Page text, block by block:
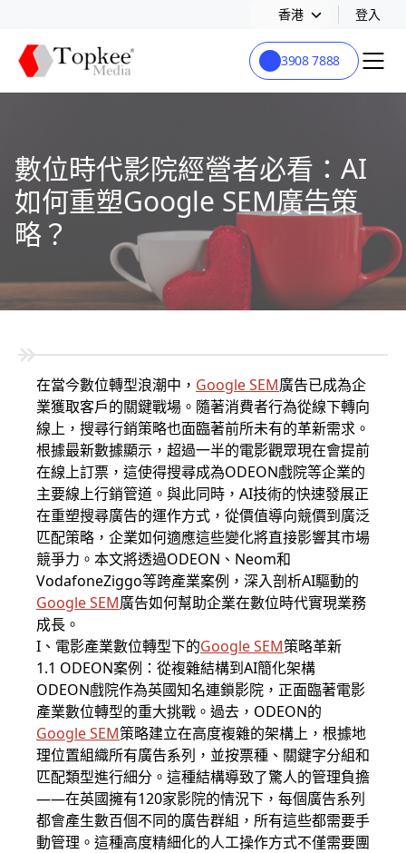
香港 登入
3908 7888
數位時代影院經營者必看：AI
如何重塑Google SEM廣告策
略？
在當今數位轉型浪潮中， Google SEM廣告已成為企
業獲取客戶的關鍵戰場。隨著消費者行為從線下轉向
線上，搜尋行銷策略也面臨著前所未有的革新需求。
根據最新數據顯示，超過一半的電影觀眾現在會提前
在線上訂票，這使得搜尋成為ODEON戲院等企業的
主要線上行銷管道。與此同時，AI技術的快速發展正
在重塑搜尋廣告的運作方式，從價值導向競價到廣泛
匹配策略，企業如何適應這些變化將直接影響其市場
競爭力。本文將透過ODEON、Neom和
VodafoneZiggo等跨產業案例，深入剖析AI驅動的
Google SEM廣告如何幫助企業在數位時代實現業務
成長。
I、電影產業數位轉型下的Google SEM策略革新
1.1 ODEON案例：從複雜結構到AI簡化架構
ODEON戲院作為英國知名連鎖影院，正面臨著電影
產業數位轉型的重大挑戰。過去，ODEON的
Google SEM策略建立在高度複雜的架構上，根據地
理位置組織所有廣告系列，並按票種、關鍵字分組和
匹配類型進行細分。這種結構導致了驚人的管理負擔
——在英國擁有120家影院的情況下，每個廣告系列
都會產生數百個不同的廣告群組，所有這些都需要手
動管理。這種高度精細化的人工操作方式不僅需要團